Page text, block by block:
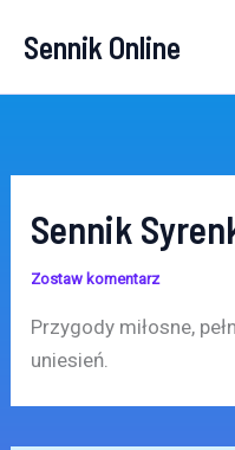
Sennik Online
Sennik
Zostaw komentarz
Przygody miłosne,
uniesień.